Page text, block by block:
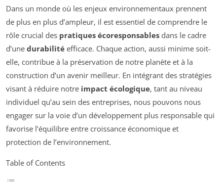
Dans un monde où les enjeux environnementaux prennent
de plus en plus d’ampleur, il est essentiel de comprendre le
rôle crucial des pratiques écoresponsables dans le cadre
d’une durabilité efficace. Chaque action, aussi minime soit-
elle, contribue à la préservation de notre planète et à la
construction d’un avenir meilleur. En intégrant des stratégies
visant à réduire notre impact écologique, tant au niveau
individuel qu’au sein des entreprises, nous pouvons nous
engager sur la voie d’un développement plus responsable qui
favorise l’équilibre entre croissance économique et
protection de l’environnement.
Table of Contents